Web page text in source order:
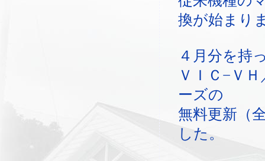
換が始まり
４月分を持
ＶＩＣ−Ｖ
ーズの
無料更新（
した。